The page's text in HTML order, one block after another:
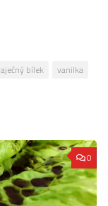
bílek vanilka
0